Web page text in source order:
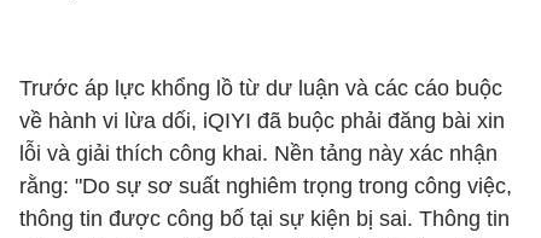
Trước áp lực khổng lồ từ dư luận và các cáo buộc
về hành vi lừa dối, iQIYI đã buộc phải đăng bài xin
lỗi và giải thích công khai. Nền tảng này xác nhận
rằng: "Do sự sơ suất nghiêm trọng trong công việc,
thông tin được công bố tại sự kiện bị sai. Thông tin